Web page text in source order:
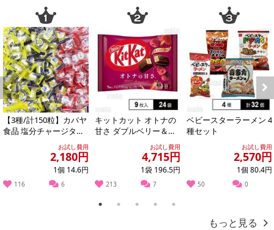
参考の掲載画像や画像内のバーコードなど、お届け商品と多少異な
る場合がございます。
また、[新たな加工食品の原料原産地表示制度]の経過措置期間の終
了により、商品詳細内に記載の原産国・原材料の表記が旧表記の場
合がございます。
あらかじめご了承いただいた上でお申込みください。なお、本理由
によるお申込み後のキャンセル・返品交換は対応いたしかねます。
【お支払いについて】
※お支払い方法は、電話料金合算払い、クレジットカード払い、dポ
イントがご利用いただけます。
【発送・お届け・商品について】
※お申込み頂きました商品の同梱、お届けの日時指定はいたしかね
※お客様のご都合でお受取りいただけない場合、商品の再発送や返
Previous
【3種/計150粒】カバヤ
食品 塩分チャージタブ
レッツ（塩レモン味・
スポーツドリ...
お試し費用
2,180円
1個 14.6円
116 6
キットカット オトナの
甘さ ダブルベリー＆ナ
ッツ仕立て 9枚入お試し費用
4,715円
1袋 196.5円
213 7
ベビースターラーメン 4
種セット
お試し費用
2,570円
1個 80.4円
50 0
Next
1 2 3 4 5
もっと見る